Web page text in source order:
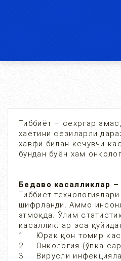
Тиббиёт – сехргар
хаётини сезиларли
хавфи билан кечувчи
бундан буён хам
Бедаво касалликлар
Тиббиёт
шифрланди. Аммо
этмоқда. Ўлим
касалликлар эса
1. Юрак қон томир
2. Онкология (ўпка
3. Вирусли